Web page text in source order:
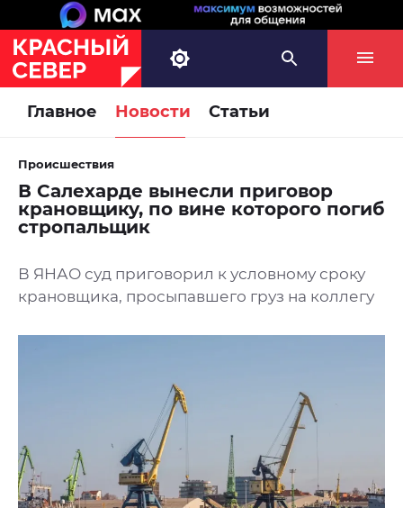
Главное Новости Статьи
Происшествия
В Салехарде вынесли приговор
крановщику, по вине которого погиб
стропальщик
В ЯНАО суд приговорил к условному сроку
крановщика, просыпавшего груз на коллегу